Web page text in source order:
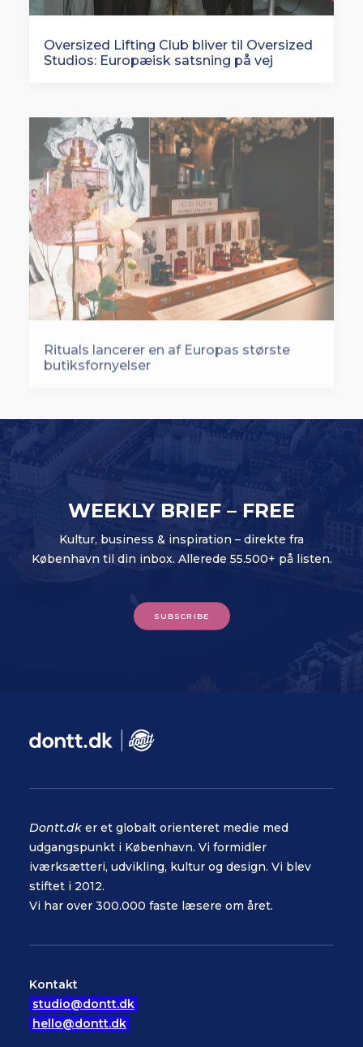
Oversized Lifting Club bliver til Oversized
Studios: Europæisk satsning på vej
Rituals lancerer en af Europas største
WEEKLY BRIEF – FREE
Kultur, business & inspiration – direkte fra
København til din inbox. Allerede 55.500+ på listen.
SUBSCRIBE
Dontt.dk er et globalt orienteret medie med
udgangspunkt i København. Vi formidler
iværksætteri, udvikling, kultur og design. Vi blev
stiftet i 2012.
Vi har over 300.000 faste læsere om året.
Kontakt
studio@dontt.dk
hello@dontt.dk